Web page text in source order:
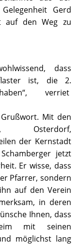
Gerd
auf den Weg zu
dass
ist, die 2.
verriet
Mit den
Osterdorf,
der Kernstadt
jetzt
Er wisse, dass
Pfarrer, sondern
auf den Verein
in deren
Ihnen, dass
mit seinen
möglichst lang